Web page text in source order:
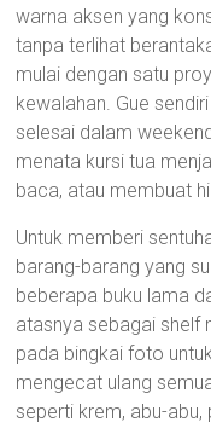
warna aksen yang
tanpa terlihat
mulai dengan satu
kewalahan. Gue
selesai dalam
menata kursi tua
baca, atau membuat
Untuk memberi
barang-barang yang
beberapa buku lama
atasnya sebagai shelf
pada bingkai foto
mengecat ulang
seperti krem, abu-abu,